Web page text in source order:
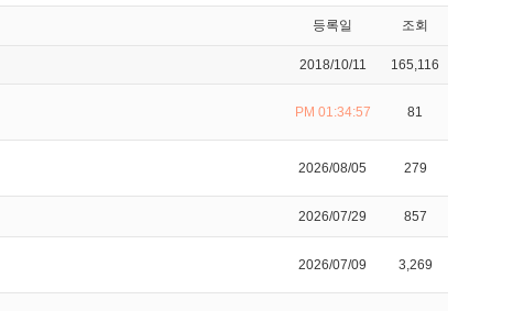
등록일 조회
2018/10/11 165,116
PM 01:34:57 81
2026/08/05 279
2026/07/29 857
2026/07/09 3,269